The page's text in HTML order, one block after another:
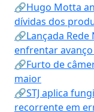
🔗Hugo Motta
dívidas dos
🔗Lançada
enfrentar
🔗Furto de
maior
🔗STJ aplica
recorrente em